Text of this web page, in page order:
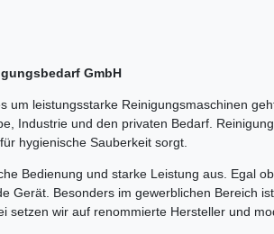
GmbH
um leistungsstarke Reinigungsmaschinen
Industrie und den privaten Bedarf.
hygienische Sauberkeit sorgt.
Bedienung und starke Leistung aus. Egal
Gerät. Besonders im gewerblichen Bereich
wir auf renommierte Hersteller und